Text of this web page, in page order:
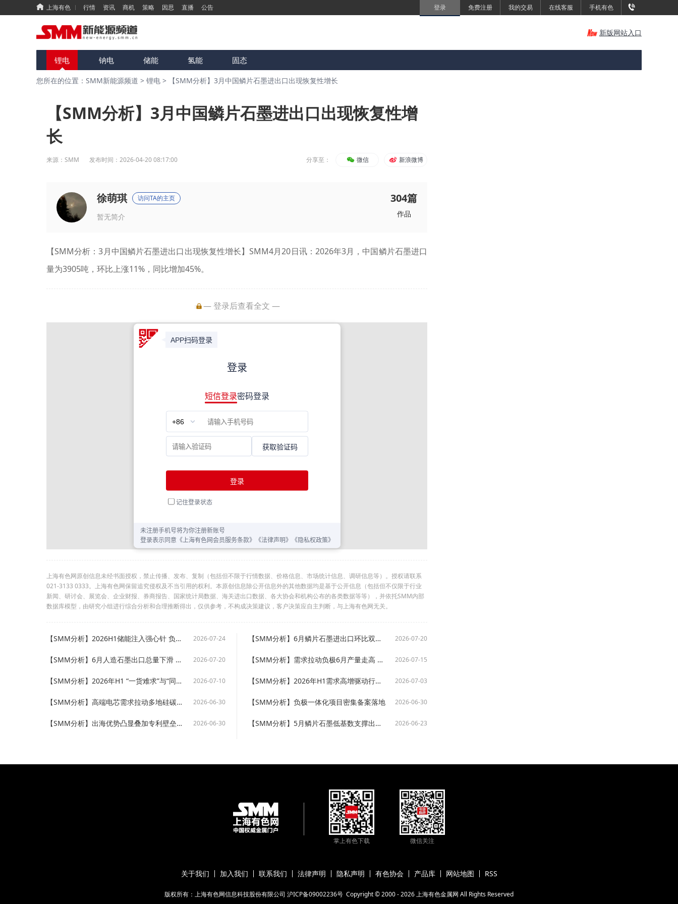
上海有色 行情 资讯 商机 策略 因思 直播 公告 登录 免费注册 我的交易 在线客服 手机有色
新版网站入口
锂电 钠电 储能 氢能 固态
您所在的位置：SMM新能源频道 > 锂电 > 【SMM分析】3月中国鳞片石墨进出口出现恢复性增长
【SMM分析】3月中国鳞片石墨进出口出现恢复性增
长
来源： SMM 发布时间： 2026-04-20 08:17:00 分享至： 微信 新浪微博
徐萌琪 访问TA的主页
暂无简介
304篇
作品
【SMM分析：3月中国鳞片石墨进出口出现恢复性增长】SMM4月20日讯：2026年3月，中国鳞片石墨进口
量为3905吨，环比上涨11%，同比增加45%。
— 登录后查看全文 —
上海有色网原创信息未经书面授权，禁止传播、发布、复制（包括但不限于行情数据、价格信息、市场统计信息、调研信息等）。授权请联系
021-3133 0333。上海有色网保留追究侵权及不当引用的权利。本原创信息除公开信息外的其他数据均是基于公开信息（包括但不仅限于行业
新闻、研讨会、展览会、企业财报、券商报告、国家统计局数据、海关进出口数据、各大协会和机构公布的各类数据等等），并依托SMM内部
数据库模型，由研究小组进行综合分析和合理推断得出，仅供参考，不构成决策建议，客户决策应自主判断，与上海有色网无关。
【SMM分析】2026H1储能注入强心针 负极需求增量与供需格局反转 2026-07-24 【SMM分析】6月鳞片石墨进出口环比双双回落 同比跌幅温和 2026-07-20
【SMM分析】6月人造石墨出口总量下滑 核心省份逆势增长 2026-07-20 【SMM分析】需求拉动负极6月产量走高 成本承压企业优先去库 2026-07-15
【SMM分析】2026年H1 “一货难求”与“同质清仓”并存：硅基负极市场结构性分化加剧 2026-07-10 【SMM分析】2026年H1需求高增驱动行业扩容 负极量价齐升迎修复良机 2026-07-03
【SMM分析】高端电芯需求拉动多地硅碳负极新建项目密集落地 2026-06-30 【SMM分析】负极一体化项目密集备案落地 2026-06-30
【SMM分析】出海优势凸显叠加专利壁垒施压 解析硅碳负极遭遇美国337调查的行业影响 2026-06-30 【SMM分析】5月鳞片石墨低基数支撑出口短期放量 2026-06-23
掌上有色下载 微信关注
关于我们 加入我们 联系我们 法律声明 隐私声明 有色协会 产品库 网站地图 RSS
版权所有：上海有色网信息科技股份有限公司 沪ICP备09002236号 Copyright © 2000 -2026上海有色金属网 All Rights Reserved